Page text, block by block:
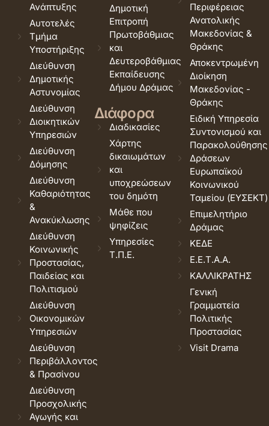
Ανάπτυξης
Αυτοτελές
Τμήμα
Υποστήριξης
Διεύθυνση
Δημοτικής
Αστυνομίας
Διεύθυνση
Διοικητικών
Υπηρεσιών
Διεύθυνση
Δόμησης
Διεύθυνση
Καθαριότητας
&
Ανακύκλωσης
Διεύθυνση
Κοινωνικής
Προστασίας,
Παιδείας και
Πολιτισμού
Διεύθυνση
Οικονομικών
Υπηρεσιών
Διεύθυνση
Περιβάλλοντος
& Πρασίνου
Διεύθυνση
Προσχολικής
Αγωγής και
Δημοτική
Επιτροπή
Πρωτοβάθμιας
και
Δευτεροβάθμιας
Εκπαίδευσης
Δήμου Δράμας
Διάφορα
Διαδικασίες
Χάρτης
δικαιωμάτων
και
υποχρεώσεων
του δημότη
Μάθε που
ψηφίζεις
Υπηρεσίες
Τ.Π.Ε.
Περιφέρειας
Ανατολικής
Μακεδονίας &
Θράκης
Αποκεντρωμένη
Διοίκηση
Μακεδονίας -
Θράκης
Ειδική Υπηρεσία
Συντονισμού και
Παρακολούθησης
Δράσεων
Ευρωπαϊκού
Κοινωνικού
Ταμείου (ΕΥΣΕΚΤ)
Επιμελητήριο
Δράμας
ΚΕΔΕ
Ε.Ε.Τ.Α.Α.
ΚΑΛΛΙΚΡΑΤΗΣ
Γενική
Γραμματεία
Πολιτικής
Προστασίας
Visit Drama